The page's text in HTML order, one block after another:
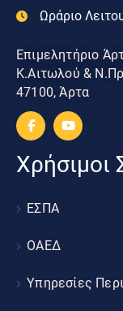
Ωράριο
Επιμελητήριο
Κ.Αιτωλού &
47100, Άρτα
Χρήσιμοι
ΕΣΠΑ
ΟΑΕΔ
Υπηρεσίες